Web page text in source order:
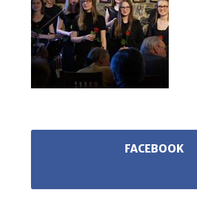
FACEBOOK